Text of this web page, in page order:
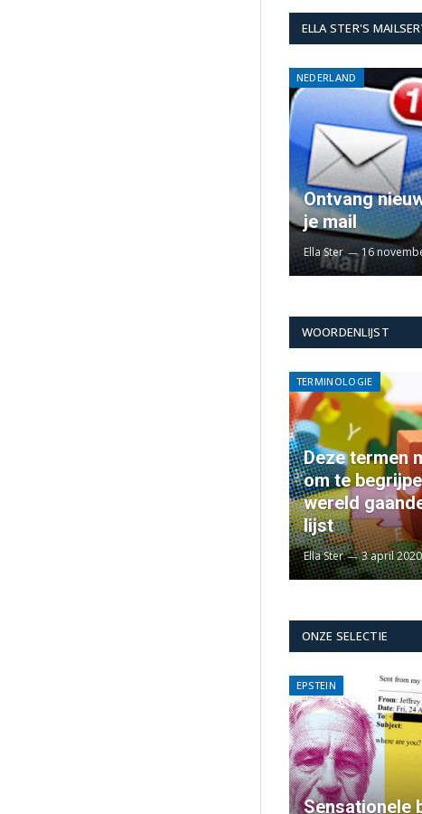
ELLA STER'S
NEDERLAND
Ontvang
je mail
Ella Ster 16
WOORDENLIJST
TERMINOLOGIE
Deze termen
om te
wereld
lijst
Ella Ster 3 april 2020
ONZE SELECTIE
EPSTEIN
Sensationele